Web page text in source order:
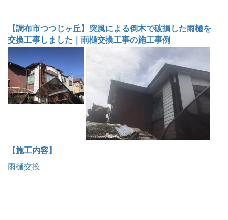
【調布市つつじヶ丘】突風による倒木で破損した雨樋を
交換工事しました｜雨樋交換工事の施工事例
【施工内容】
雨樋交換